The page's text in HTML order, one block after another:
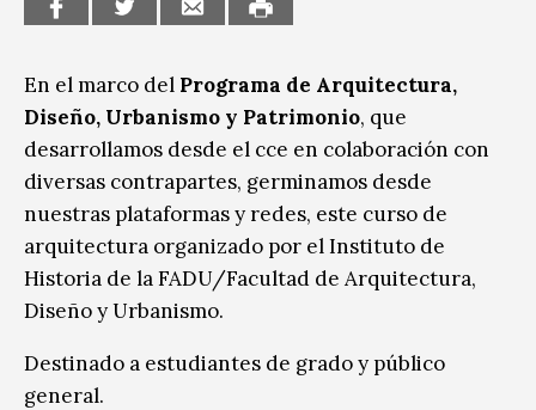
Letras
Música
Sin categoría
En el marco del Programa de Arquitectura,
Diseño, Urbanismo y Patrimonio, que
desarrollamos desde el cce en colaboración con
diversas contrapartes, germinamos desde
nuestras plataformas y redes, este curso de
arquitectura organizado por el Instituto de
Historia de la FADU/Facultad de Arquitectura,
Diseño y Urbanismo.
Destinado a estudiantes de grado y público
general.